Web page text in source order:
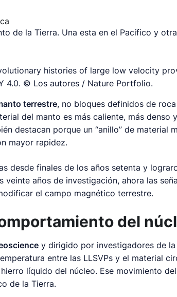
de la Tierra. Una esta en el Pacífico y
histories of large low velocity
4.0. © Los autores / Nature Portfolio.
terrestre, no bloques definidos de
del manto es más caliente, más denso y
destacan porque un “anillo” de material
mayor rapidez.
desde finales de los años setenta y
años de investigación, ahora las
el campo magnético terrestre.
del
y dirigido por investigadores de la
entre las LLSVPs y el material
líquido del núcleo. Ese movimiento
de la Tierra.